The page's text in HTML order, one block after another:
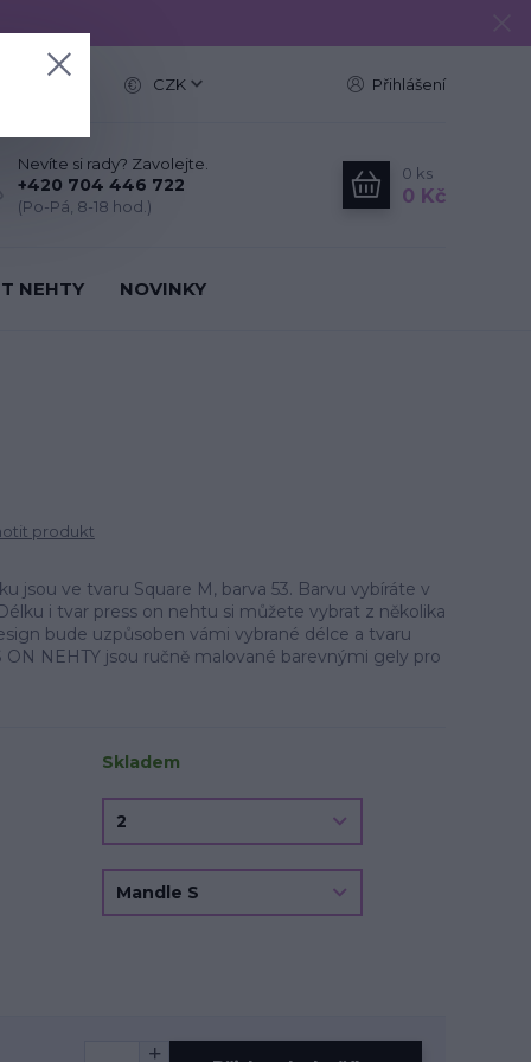
CZK Přihlášení
Nevíte si rady? Zavolejte.
+420 704 446 722
(Po-Pá, 8-18 hod.)
0 ks
0 Kč
NEHTY NOVINKY
produkt
jsou ve tvaru Square M, barva 53. Barvu vybíráte v
i tvar press on nehtu si můžete vybrat z několika
bude uzpůsoben vámi vybrané délce a tvaru
NEHTY jsou ručně malované barevnými gely pro
Skladem